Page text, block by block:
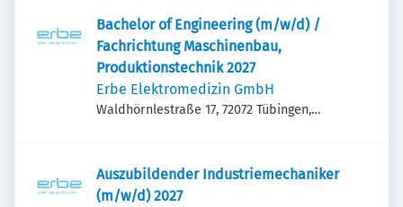
Bachelor of Engineering (m/w/d) /
Fachrichtung Maschinenbau,
Produktionstechnik 2027
Erbe Elektromedizin GmbH
Waldhörnlestraße 17, 72072 Tübingen,
Auszubildender Industriemechaniker
(m/w/d) 2027